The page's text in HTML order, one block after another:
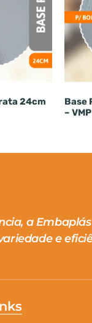
24cm
Base
– VMP
a
e